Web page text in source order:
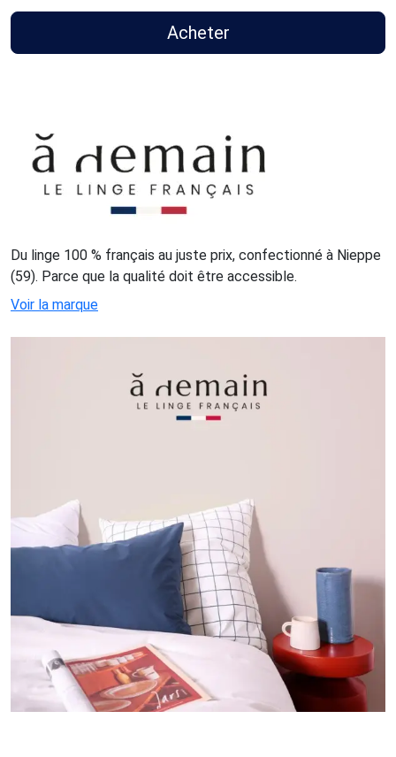
Acheter
Du linge 100 % français au juste prix, confectionné à Nieppe
(59). Parce que la qualité doit être accessible.
Voir la marque